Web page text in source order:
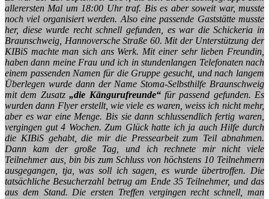
allerersten Mal um 18:00 Uhr traf. Bis es aber soweit war, musste
noch viel organisiert werden. Also eine passende Gaststätte musste
her, diese wurde recht schnell gefunden, es war die Schickeria in
Braunschweig, Hannoversche Straße 60. Mit der Unterstützung der
KIBiS machte man sich ans Werk. Mit einer sehr lieben Freundin,
haben dann meine Frau und ich in stundenlangen Telefonaten nach
einem passenden Namen für die Gruppe gesucht, und nach langem
Überlegen wurde dann der Name Stoma-Selbsthilfe Braunschweig
mit dem Zusatz„die Kängurufreunde“für passend gefunden. Es
wurden dann Flyer erstellt, wie viele es waren, weiss ich nicht mehr,
aber es war eine Menge. Bis sie dann schlussendlich fertig waren,
vergingen gut 4 Wochen.Zum Glück hatte ich ja auch Hilfe durch
die KIBiS gehabt, die mir die Pressearbeit zum Teil abnahmen.
Dann kam der große Tag, und ich rechnete mir nicht viele
Teilnehmer aus, bin bis zum Schluss von höchstens 10 Teilnehmern
ausgegangen, tja, was soll ich sagen, es wurde übertroffen. Die
tatsächliche Besucherzahl betrug am Ende 35 Teilnehmer, und das
aus dem Stand. Die ersten Treffen vergingen recht schnell, man